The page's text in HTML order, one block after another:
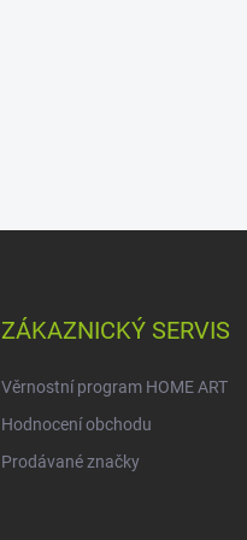
ZÁKAZNICKÝ SERVIS
Věrnostní program HOME ART
Hodnocení obchodu
Prodávané značky